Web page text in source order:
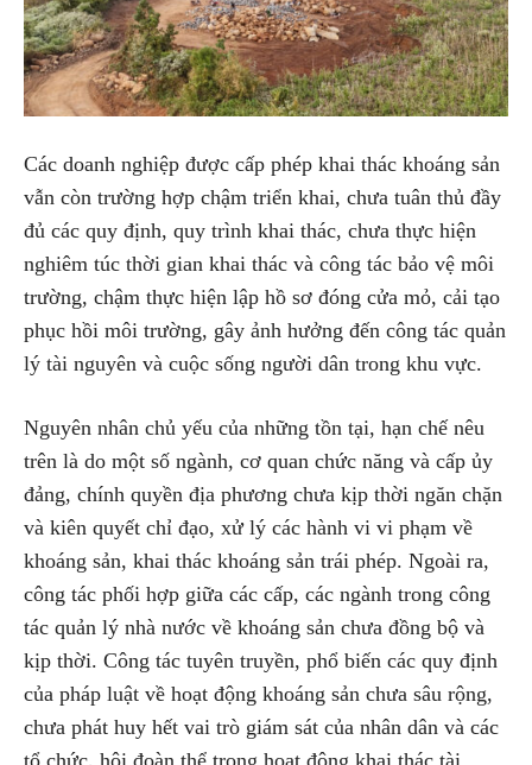
Các doanh nghiệp được cấp phép khai thác khoáng sản
vẫn còn trường hợp chậm triển khai, chưa tuân thủ đầy
đủ các quy định, quy trình khai thác, chưa thực hiện
nghiêm túc thời gian khai thác và công tác bảo vệ môi
trường, chậm thực hiện lập hồ sơ đóng cửa mỏ, cải tạo
phục hồi môi trường, gây ảnh hưởng đến công tác quản
lý tài nguyên và cuộc sống người dân trong khu vực.
Nguyên nhân chủ yếu của những tồn tại, hạn chế nêu
trên là do một số ngành, cơ quan chức năng và cấp ủy
đảng, chính quyền địa phương chưa kịp thời ngăn chặn
và kiên quyết chỉ đạo, xử lý các hành vi vi phạm về
khoáng sản, khai thác khoáng sản trái phép. Ngoài ra,
công tác phối hợp giữa các cấp, các ngành trong công
tác quản lý nhà nước về khoáng sản chưa đồng bộ và
kịp thời. Công tác tuyên truyền, phổ biến các quy định
của pháp luật về hoạt động khoáng sản chưa sâu rộng,
chưa phát huy hết vai trò giám sát của nhân dân và các
tổ chức, hội đoàn thể trong hoạt động khai thác tài